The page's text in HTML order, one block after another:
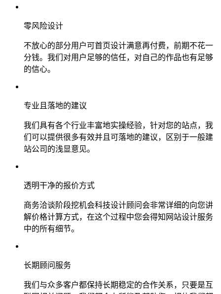
零风险设计
不放心的部分用户可首页设计满意再付费，前期不花一
分钱。我们对用户足够的信任，对自己的作品也有足够
的信心。
专业且落地的建议
我们具有各个行业丰富地实操经验，针对您的站点，我
们可以提供很多有效并且可落地的建议，区别于一般建
站公司的浅显意见。
透明干净的报价方式
商务洽谈阶段挖机会科技设计顾问会非常详细的向您讲
解价格计算方式，在这个过程中您会得知网站设计服务
中的所有细节。
长期顾问服务
我们与众多客户都保持长期稳定的合作关系，只要是互